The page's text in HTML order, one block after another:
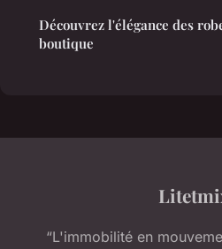
Découvrez l'élégance des
boutique
“L'immobilité en